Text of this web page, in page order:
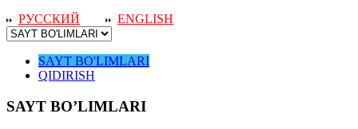
РУССКИЙ
ENGLISH
SAYT BO'LIMLARI
QIDIRISH
SAYT BO’LIMLARI